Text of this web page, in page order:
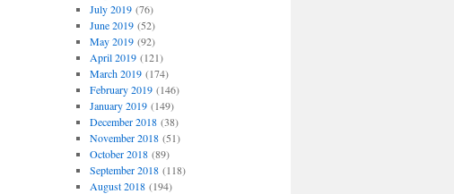
July 2019(76)
June 2019(52)
May 2019(92)
April 2019(121)
March 2019(174)
February 2019(146)
January 2019(149)
December 2018(38)
November 2018(51)
October 2018(89)
September 2018(118)
August 2018(194)